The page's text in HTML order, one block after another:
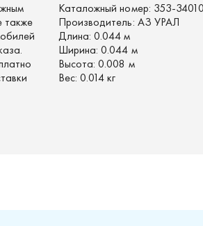
также
Каталожный номер: 353-
Производитель: АЗ УРАЛ
Длина: 0.044 м
Ширина: 0.044 м
Высота: 0.008 м
Вес: 0.014 кг